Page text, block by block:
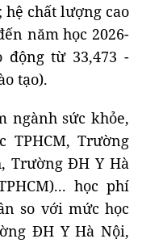
hệ chất lượng cao
năm học 2026-
động từ 33,473 -
tạo).
ngành sức khỏe,
TPHCM, Trường
Trường ĐH Y Hà
học phí
so với mức học
ĐH Y Hà Nội,